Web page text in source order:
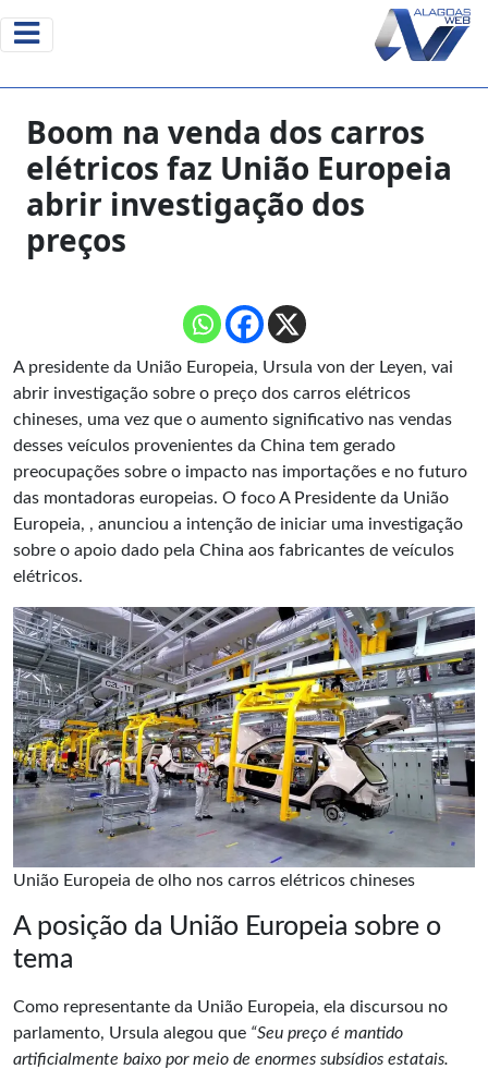
Boom na venda dos carros
elétricos faz União Europeia
abrir investigação dos
preços
A presidente da União Europeia, Ursula von der Leyen, vai
abrir investigação sobre o preço dos carros elétricos
chineses, uma vez que o aumento significativo nas vendas
desses veículos provenientes da China tem gerado
preocupações sobre o impacto nas importações e no futuro
das montadoras europeias. O foco A Presidente da União
Europeia, , anunciou a intenção de iniciar uma investigação
sobre o apoio dado pela China aos fabricantes de veículos
elétricos.
União Europeia de olho nos carros elétricos chineses
A posição da União Europeia sobre o
tema
Como representante da União Europeia, ela discursou no
parlamento, Ursula alegou que “Seu preço é mantido
artificialmente baixo por meio de enormes subsídios estatais.